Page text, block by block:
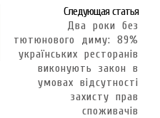
Следующая статья
Два роки без
тютюнового диму: 89%
українських ресторанів
виконують закон в
умовах відсутності
захисту прав
споживачів